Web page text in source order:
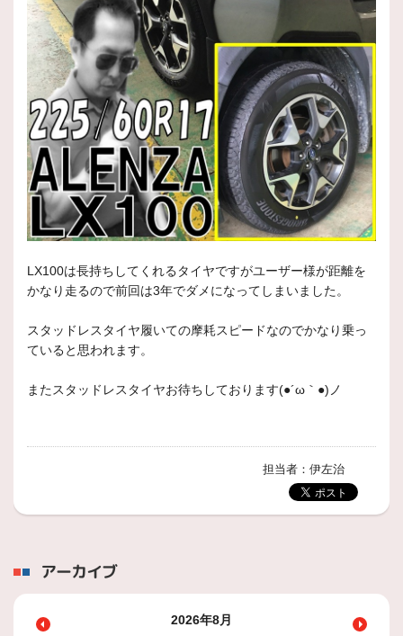
LX100は長持ちしてくれるタイヤですがユーザー様が距離を
かなり走るので前回は3年でダメになってしまいました。
スタッドレスタイヤ履いての摩耗スピードなのでかなり乗っ
ていると思われます。
またスタッドレスタイヤお待ちしております(●´ω｀●)ノ
担当者：伊左治
アーカイブ
2026年8月